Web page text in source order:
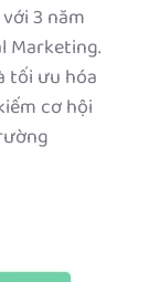
3 năm
Marketing.
tối ưu hóa
cơ hội